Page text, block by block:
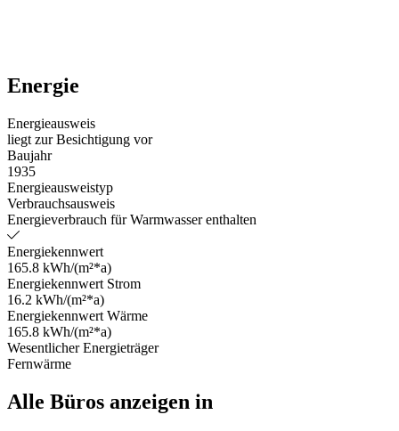
Energie
Energieausweis
liegt zur Besichtigung vor
Baujahr
1935
Energieausweistyp
Verbrauchsausweis
Energieverbrauch für Warmwasser enthalten
Energiekennwert
165.8 kWh/(m²*a)
Energiekennwert Strom
16.2 kWh/(m²*a)
Energiekennwert Wärme
165.8 kWh/(m²*a)
Wesentlicher Energieträger
Fernwärme
Alle Büros anzeigen in